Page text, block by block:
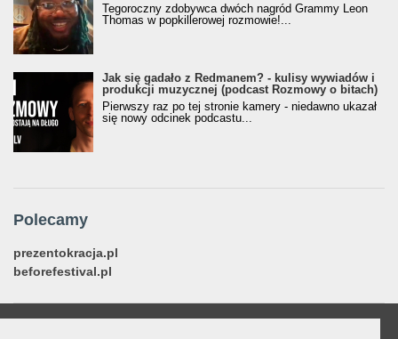
Tegoroczny zdobywca dwóch nagród Grammy Leon
Thomas w popkillerowej rozmowie!...
Jak się gadało z Redmanem? - kulisy wywiadów i
produkcji muzycznej (podcast Rozmowy o bitach)
Pierwszy raz po tej stronie kamery - niedawno ukazał
się nowy odcinek podcastu...
Polecamy
prezentokracja.pl
beforefestival.pl